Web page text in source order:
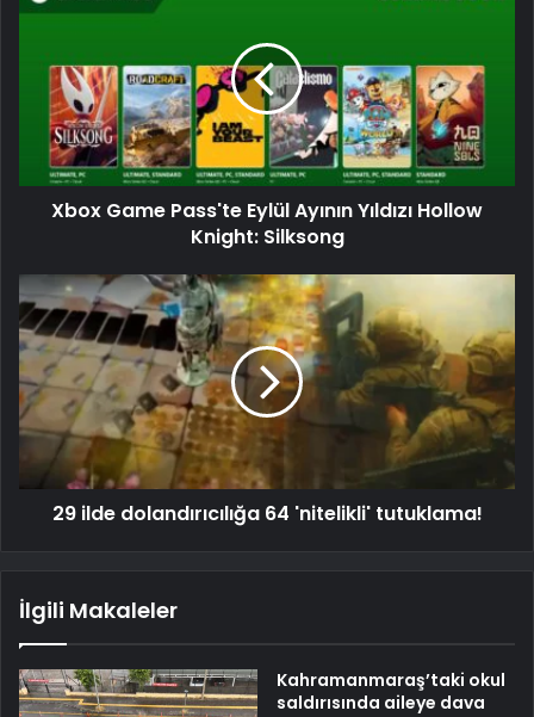
Xbox Game Pass'te Eylül Ayının Yıldızı Hollow
Knight: Silksong
29 ilde dolandırıcılığa 64 'nitelikli' tutuklama!
İlgili Makaleler
Kahramanmaraş’taki okul
saldırısında aileye dava